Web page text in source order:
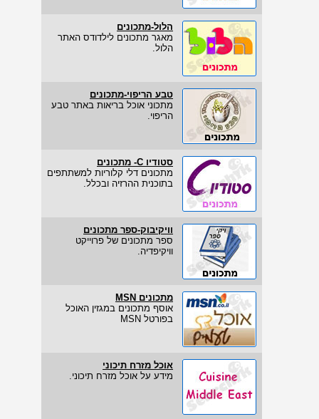
הלול-מתכונים
מאגר מתכונים לילדודס האתר
הלול.
טבע הריפוי-מתכונים
מתכוני אוכל בריאות באתר טבע
הריפוי.
סטודיו C- מתכונים
מתכונים דלי קלוריות למשתתפים
בתוכנית ההרזיה ובכלל.
וויקיבוק-ספר מתכונים
ספר מתכונים של פרוייקט
וויקיפדיה.
מתכונים MSN
אוסף מתכונים במגזין האוכל
בפורטל MSN
אוכל מזרח תיכוני
מידע על אוכל מזרח תיכוני.